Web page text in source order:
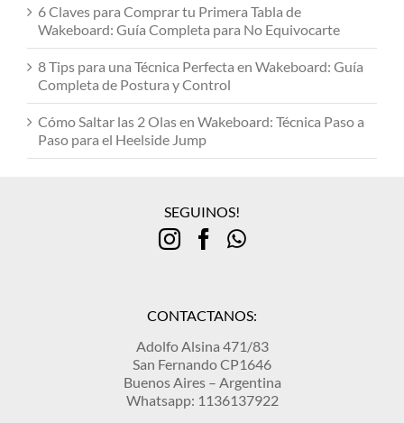
6 Claves para Comprar tu Primera Tabla de
Wakeboard: Guía Completa para No Equivocarte
8 Tips para una Técnica Perfecta en Wakeboard: Guía
Completa de Postura y Control
Cómo Saltar las 2 Olas en Wakeboard: Técnica Paso a
Paso para el Heelside Jump
SEGUINOS!
CONTACTANOS:
Adolfo Alsina 471/83
San Fernando CP1646
Buenos Aires – Argentina
Whatsapp: 1136137922